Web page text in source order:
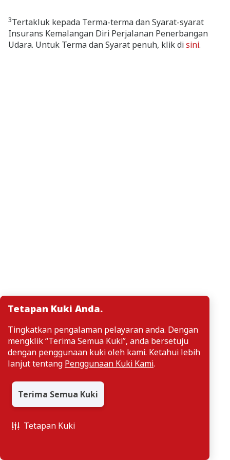
Tetapan Kuki Anda.
Tingkatkan pengalaman pelayaran anda. Dengan
mengklik “Terima Semua Kuki”, anda bersetuju
dengan penggunaan kuki oleh kami. Ketahui lebih
lanjut tentang Penggunaan Kuki Kami.
Terima Semua Kuki
Tetapan Kuki
3Tertakluk kepada Terma-terma dan Syarat-syarat
Insurans Kemalangan Diri Perjalanan Penerbangan
Udara. Untuk Terma dan Syarat penuh, klik disini.